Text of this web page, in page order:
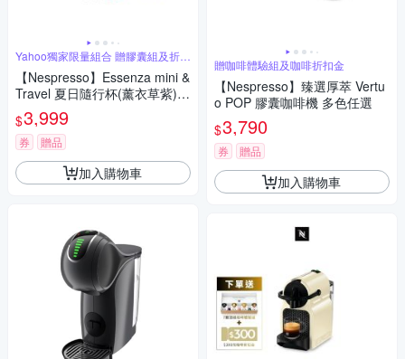
Yahoo獨家限量組合 贈膠囊組及折扣
【Nespresso】Essenza mini &
Travel 夏日隨行杯(薰⾐草紫)
膠囊咖啡機
$3,999
券 贈品
加入購物車
贈咖啡體驗組及咖啡折扣金
【Nespresso】臻選厚萃 Vertu
o POP 膠囊咖啡機 多色任選
$3,790
券 贈品
加入購物車